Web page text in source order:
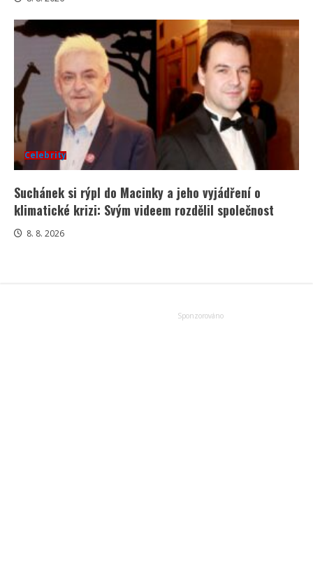
Celebrity
Suchánek si rýpl do Macinky a jeho vyjádření o
klimatické krizi: Svým videem rozdělil společnost
8. 8. 2026